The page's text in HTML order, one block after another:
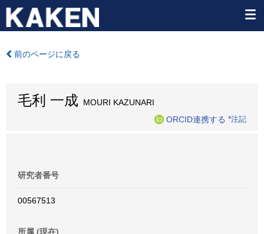
前のページに戻る
毛利 一成 MOURI KAZUNARI
ORCID連携する *注記
研究者番号
00567513
所属 (現在)